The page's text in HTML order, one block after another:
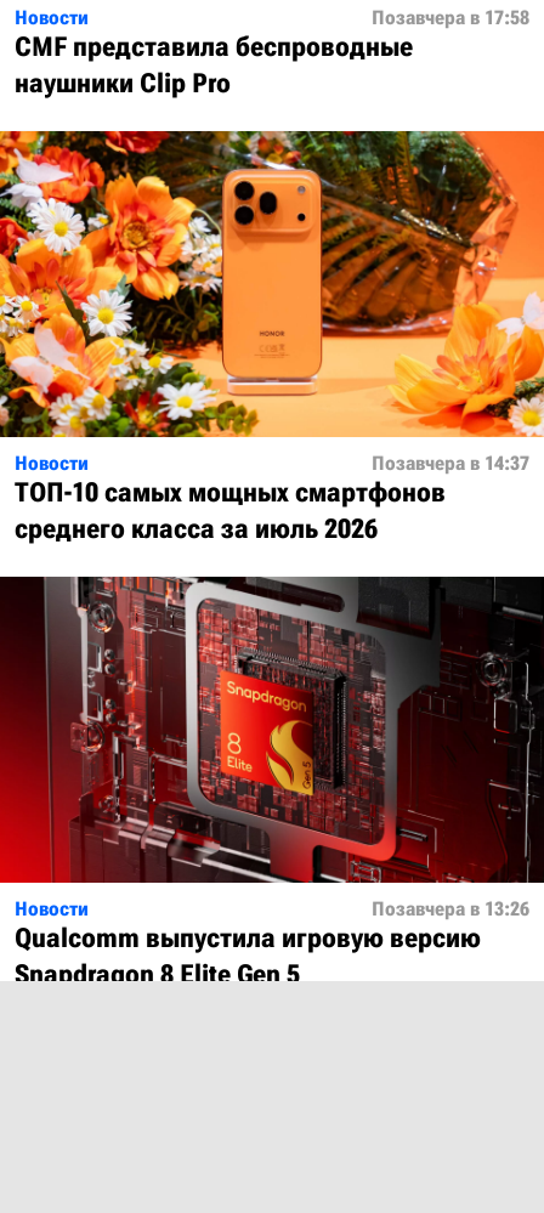
Новости Позавчера в 17:58
CMF представила беспроводные
наушники Clip Pro
Новости Позавчера в 14:37
ТОП-10 самых мощных смартфонов
среднего класса за июль 2026
Новости Позавчера в 13:26
Qualcomm выпустила игровую версию
Snapdragon 8 Elite Gen 5